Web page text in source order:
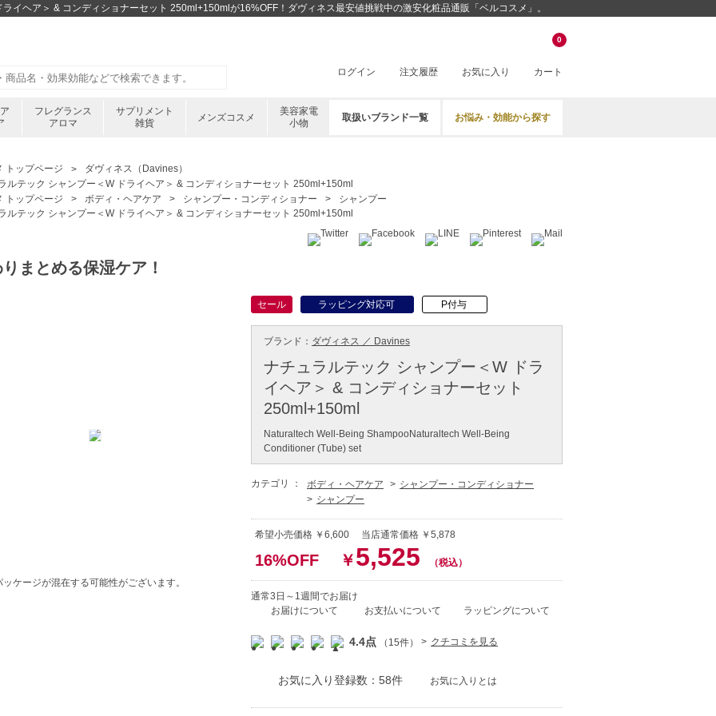
イヘア＞ & コンディショナーセット 250ml+150mlが16%OFF！ダヴィネス最安値挑戦中の激安化粧品通販「ベルコスメ」。
ログイン 注文履歴 お気に入り カート
0
フレグランス
アロマ
サプリメント
雑貨
メンズコスメ
美容家電
小物
取扱いブランド一覧 お悩み・効能から探す
トップページ
ダヴィネス（Davines）
ルテック シャンプー＜W ドライヘア＞ & コンディショナーセット 250ml+150ml
トップページ
ボディ・ヘアケア シャンプー・コンディショナー
シャンプー
ルテック シャンプー＜W ドライヘア＞ & コンディショナーセット 250ml+150ml
まとめる保湿ケア！
ケージが混在する可能性がございます。
セール ラッピング対応可 P付与
ブランド： ダヴィネス ／ Davines
ナチュラルテック シャンプー＜W ドラ
イヘア＞ & コンディショナーセット
250ml+150ml
Naturaltech Well-Being ShampooNaturaltech Well-Being
Conditioner (Tube) set
カテゴリ ： ボディ・ヘアケア
シャンプー・コンディショナー
シャンプー
希望小売価格 ￥6,600 当店通常価格 ￥5,878
16%OFF ￥5,525 （税込）
通常3日～1週間でお届け
お届けについて
お支払いについて ラッピングについて
4.4点 （15件） クチコミを見る
お気に入り登録数：58件 お気に入りとは